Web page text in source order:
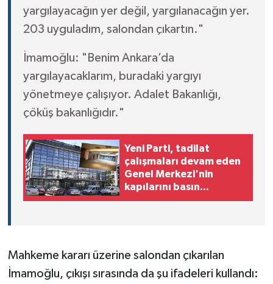
yargılayacağın yer değil, yargılanacağın yer.
203 uyguladım, salondan çıkartın."
İmamoğlu: "Benim Ankara’da
yargılayacaklarım, buradaki yargıyı
yönetmeye çalışıyor. Adalet Bakanlığı,
çöküş bakanlığıdır."
Yeni Parti, tadilat
çalışmaları devam eden
Genel Merkezi'nin
kapılarını basın
mensuplarına açtı
Mahkeme kararı üzerine salondan çıkarılan
İmamoğlu, çıkışı sırasında da şu ifadeleri kullandı: